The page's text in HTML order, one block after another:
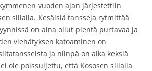
vuoden ajan järjestettiin
sillalla. Kesäisiä tansseja rytmittää
on aina ollut pientä purtavaa ja
viehätyksen katoaminen on
ja niinpä on aika keksiä
ole poissuljettu, että Kososen sillalla